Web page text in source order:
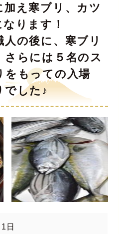
え寒ブリ、カツ
ります！
の後に、寒ブリ
らには５名のス
をもっての入場
でした♪
日